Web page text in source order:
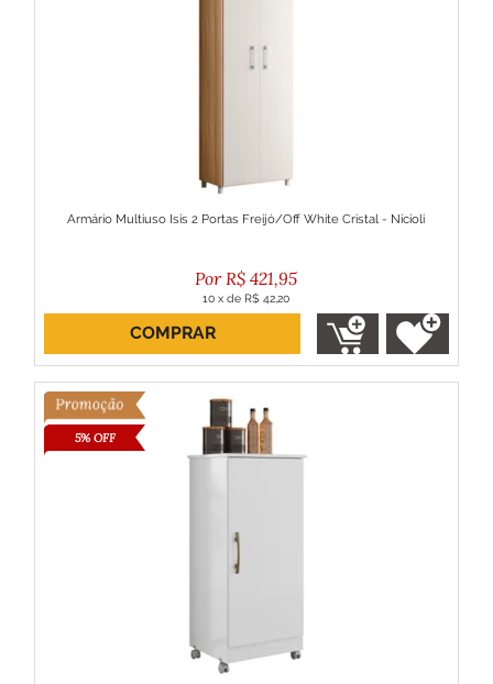
Armário Multiuso Isis 2 Portas Freijó/Off White Cristal - Nicioli
R$ 421,95
10 x de R$ 42,20
ou R$ 379,76 no boleto
COMPRAR
5% OFF